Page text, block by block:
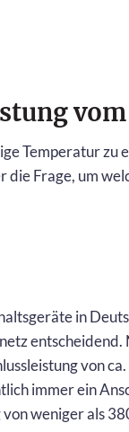
Temperatur zu
die Frage, um
in
von
immer ein
weniger als